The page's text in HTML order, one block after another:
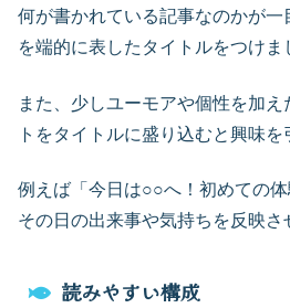
何が書かれている記事なのかが
を端的に表したタイトルをつけま
また、少しユーモアや個性を加
トをタイトルに盛り込むと興味を
例えば「今日は○○へ！初めての体
その日の出来事や気持ちを反映さ
読みやすい構成